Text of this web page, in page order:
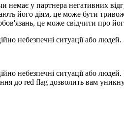
у партнера негативних
його діям, це може бути
це може свідчити про
небезпечні ситуації або
небезпечні ситуації або
до red flag дозволить вам